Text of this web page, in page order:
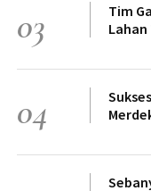
03
Tim
Lahan
04